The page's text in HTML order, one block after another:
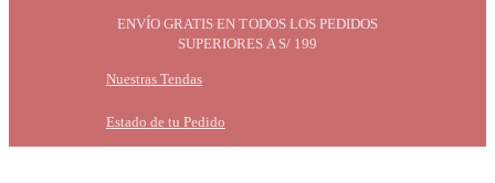
ENVÍO GRATIS EN TODOS LOS PEDIDOS
SUPERIORES A S/ 199
Nuestras Tendas
Estado de tu Pedido